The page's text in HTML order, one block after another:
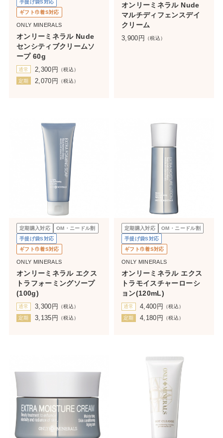
手提げ袋S対応
ギフト巾着S対応
ONLY MINERALS
オンリーミネラル Nude
センシティブクリームソ
ープ 60g
通常 2,300 円 （税込）
定期 2,070 円 （税込）
オンリーミネラル Nude
マルチディフェンスデイ
クリーム
3,900 円 （税込）
定期購入対応
OM・ニードル割
手提げ袋S対応
ギフト巾着S対応
ONLY MINERALS
オンリーミネラル エクス
トラフォーミングソープ
(100g)
通常 3,300 円 （税込）
定期 3,135 円 （税込）
定期購入対応
OM・ニードル割
手提げ袋S対応
ギフト巾着S対応
ONLY MINERALS
オンリーミネラル エクス
トラモイスチャーローシ
ョン(120mL)
通常 4,400 円 （税込）
定期 4,180 円 （税込）